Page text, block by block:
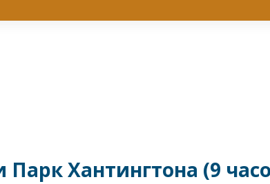
Парк Хантингтона (9